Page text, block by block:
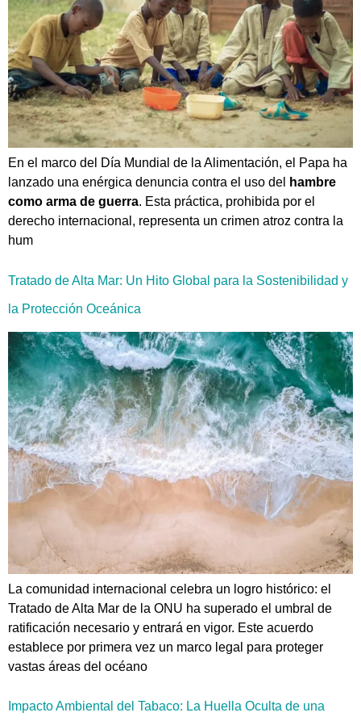
En el marco del Día Mundial de la Alimentación, el Papa ha
lanzado una enérgica denuncia contra el uso del
hambre
como arma de guerra. Esta práctica, prohibida por el
derecho internacional, representa un crimen atroz contra la
hum
Tratado de Alta Mar: Un Hito Global para la Sostenibilidad y
la Protección Oceánica
La comunidad internacional celebra un logro histórico: el
Tratado de Alta Mar de la ONU ha superado el umbral de
ratificación necesario y entrará en vigor. Este acuerdo
establece por primera vez un marco legal para proteger
vastas áreas del océano
Impacto Ambiental del Tabaco: La Huella Oculta de una